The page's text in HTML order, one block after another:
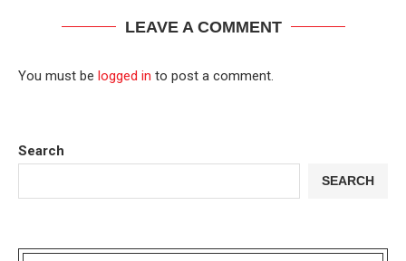
LEAVE A COMMENT
You must be logged in to post a comment.
Search
SEARCH